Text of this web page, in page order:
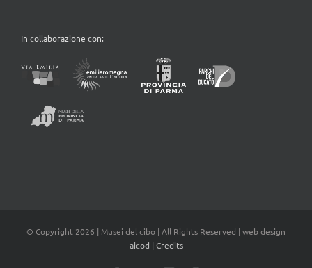
In collaborazione con:
© Copyright 2026 | Musei del cibo | All Rights Reserved | web design
aicod | Credits